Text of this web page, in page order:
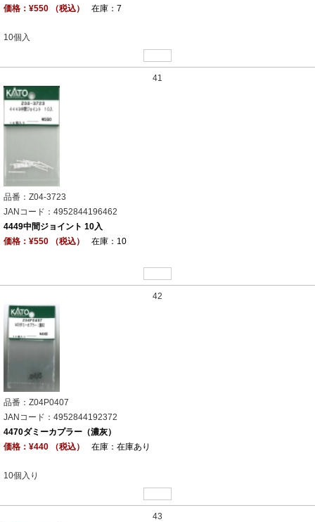
価格：¥550 （税込）
在庫：7
10個入
41
品番：Z04-3723
JANコード：4952844196462
4449中間ジョイント 10入
価格：¥550 （税込）
在庫：10
42
品番：Z04P0407
JANコード：4952844192372
4470ダミーカプラー（濃灰）
価格：¥440 （税込）
在庫：在庫あり
10個入り
43